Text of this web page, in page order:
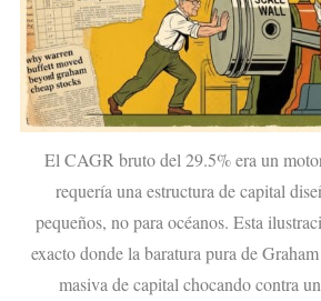
El CAGR bruto del 29.5% era un
requería una estructura de capital
pequeños, no para océanos. Esta
exacto donde la baratura pura de
masiva de capital chocando contra